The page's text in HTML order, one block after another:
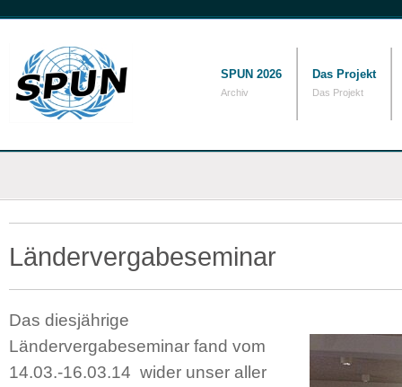
SPUN 2026
Archiv
Das Projekt
Das Projekt
Ländervergabeseminar
Das diesjährige
Ländervergabeseminar fand vom
14.03.-16.03.14 wider unser aller